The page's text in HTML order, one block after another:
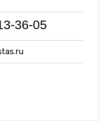
36-05